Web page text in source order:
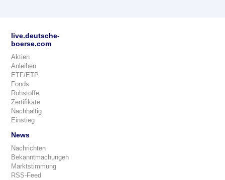
live.deutsche-
boerse.com
Aktien
Anleihen
ETF/ETP
Fonds
Rohstoffe
Zertifikate
Nachhaltig
Einstieg
News
Nachrichten
Bekanntmachungen
Marktstimmung
RSS-Feed